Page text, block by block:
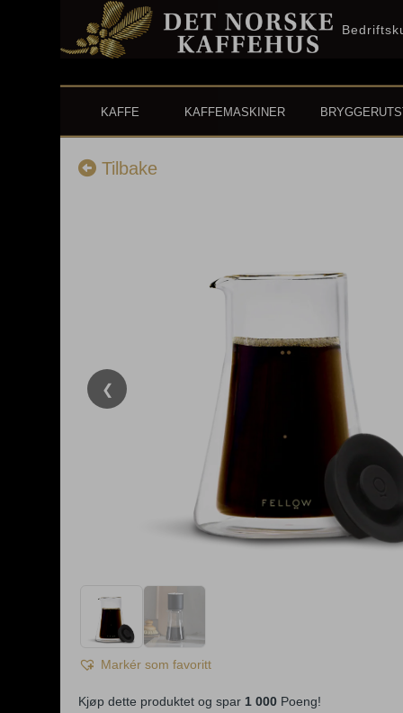
KAFFE KAFFEMASKINER
Tilbake
❮
Markér som favoritt
Kjøp dette produktet og spar 1 000 Poeng!